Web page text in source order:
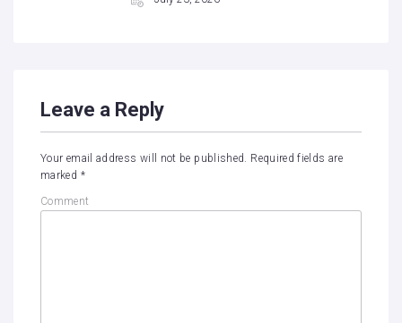
Leave a Reply
Your email address will not be published. Required fields are
marked *
Comment